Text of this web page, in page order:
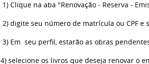
1) Clique na aba "Renovação - Reserva -
2) digite seu número de matrícula ou CPF e
3) Em seu perfil, estarão as obras
4) selecione os livros que deseja renovar o